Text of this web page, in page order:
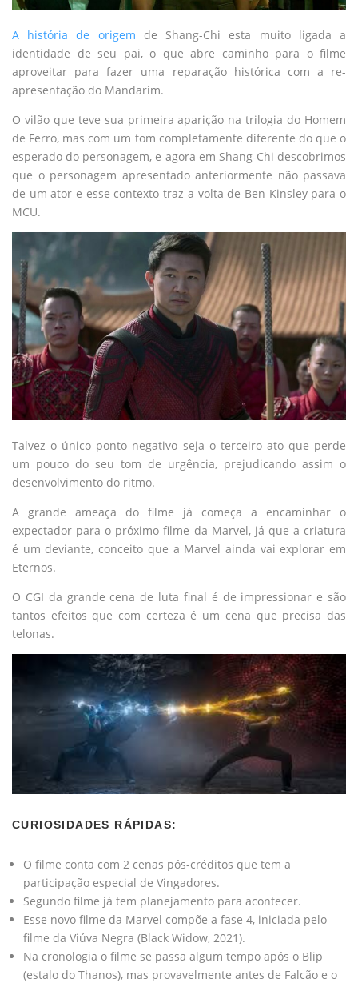
A história de origem de Shang-Chi esta muito ligada a
identidade de seu pai, o que abre caminho para o filme
aproveitar para fazer uma reparação histórica com a re-
apresentação do Mandarim.
O vilão que teve sua primeira aparição na trilogia do Homem
de Ferro, mas com um tom completamente diferente do que o
esperado do personagem, e agora em Shang-Chi descobrimos
que o personagem apresentado anteriormente não passava
de um ator e esse contexto traz a volta de Ben Kinsley para o
MCU.
Talvez o único ponto negativo seja o terceiro ato que perde
um pouco do seu tom de urgência, prejudicando assim o
desenvolvimento do ritmo.
A grande ameaça do filme já começa a encaminhar o
expectador para o próximo filme da Marvel, já que a criatura
é um deviante, conceito que a Marvel ainda vai explorar em
Eternos.
O CGI da grande cena de luta final é de impressionar e são
tantos efeitos que com certeza é um cena que precisa das
telonas.
CURIOSIDADES RÁPIDAS:
O filme conta com 2 cenas pós-créditos que tem a
participação especial de Vingadores.
Segundo filme já tem planejamento para acontecer.
Esse novo filme da Marvel compõe a fase 4, iniciada pelo
filme da Viúva Negra (Black Widow, 2021).
Na cronologia o filme se passa algum tempo após o Blip
(estalo do Thanos), mas provavelmente antes de Falcão e o